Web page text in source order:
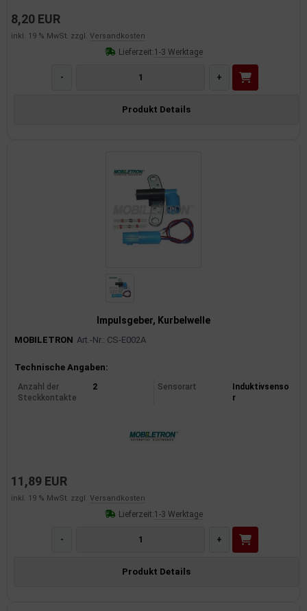
8,20 EUR
inkl. 19 % MwSt. zzgl. Versandkosten
Lieferzeit:1-3 Werktage
- +
Produkt Details
Impulsgeber, Kurbelwelle
MOBILETRON Art.-Nr.: CS-E002A
Produktinformationen
Technische Angaben:
Anzahl der
Steckkontakte
2 Sensorart
Induktivsenso
r
11,89 EUR
inkl. 19 % MwSt. zzgl. Versandkosten
Lieferzeit:1-3 Werktage
- +
Produkt Details